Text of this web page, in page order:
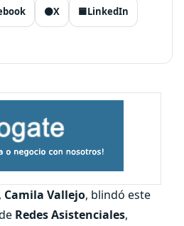
⚫X 🟦LinkedIn
Camila Vallejo, blindó este
Redes Asistenciales,